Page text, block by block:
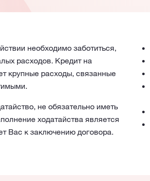
необходимо заботиться,
расходов. Кредит на
крупные расходы, связанные
не обязательно иметь
ходатайства является
Вас к заключению договора.